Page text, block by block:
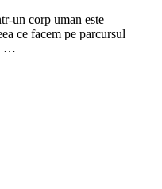
un corp uman este
ce facem pe parcursul
…